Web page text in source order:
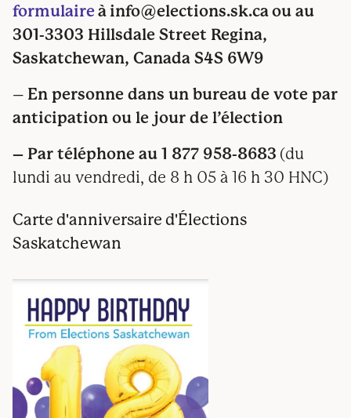
formulaireàinfo@elections.sk.caou au
301-3303 Hillsdale Street Regina,
Saskatchewan, Canada S4S 6W9
– En personne dans un bureau de vote par
anticipation ou le jour de l’élection
– Par téléphone au 1 877 958-8683 (du
lundi au vendredi, de 8 h 05 à 16 h 30 HNC)
Carte d'anniversaire d'Élections
Saskatchewan